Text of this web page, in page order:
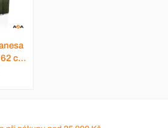
cm